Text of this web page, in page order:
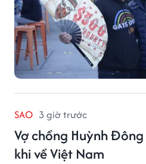
SAO 3 giờ trước
Vợ chồng Huỳnh
khi về Việt Nam